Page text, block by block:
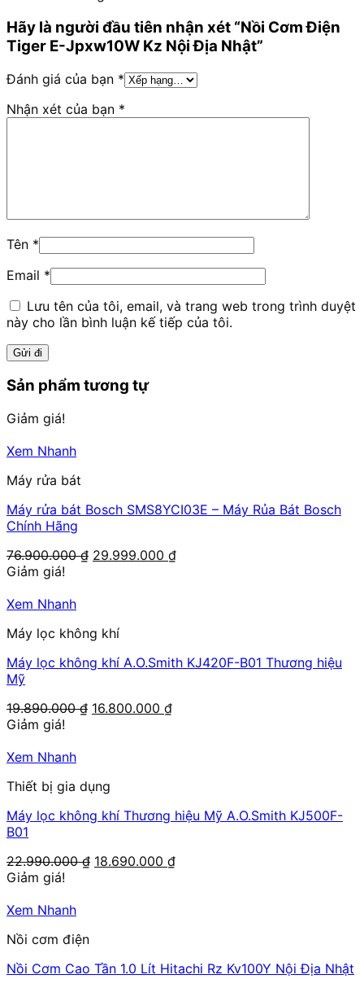
Hãy là người đầu tiên nhận xét “Nồi Cơm Điện
Tiger E-Jpxw10W Kz Nội Địa Nhật”
Đánh giá của bạn *
Nhận xét của bạn *
Tên *
Email *
Lưu tên của tôi, email, và trang web trong trình duyệt
này cho lần bình luận kế tiếp của tôi.
Sản phẩm tương tự
Giảm giá!
Xem Nhanh
Máy rửa bát
Máy rửa bát Bosch SMS8YCI03E – Máy Rủa Bát Bosch
Chính Hãng
76.900.000₫ Giá
29.999.000 ₫Giá
Giảm giá!
Xem Nhanh
Máy lọc không khí
Máy lọc không khí A.O.Smith KJ420F-B01 Thương hiệu
Mỹ
19.890.000₫ Giá
16.800.000 ₫Giá
Giảm giá!
Xem Nhanh
Thiết bị gia dụng
Máy lọc không khí Thương hiệu Mỹ A.O.Smith KJ500F-
B01
22.990.000₫ Giá
18.690.000 ₫Giá
Giảm giá!
Xem Nhanh
Nồi cơm điện
Nồi Cơm Cao Tần 1.0 Lít Hitachi Rz Kv100Y Nội Địa Nhật